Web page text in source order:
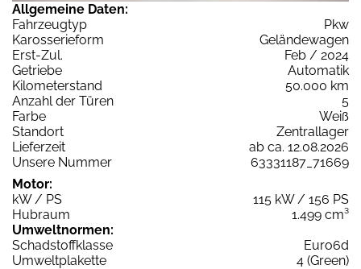
Allgemeine Daten:
Fahrzeugtyp
Pkw
Karosserieform
Geländewagen
Erst-Zul.
Feb / 2024
Getriebe
Automatik
Kilometerstand
50.000 km
Anzahl der Türen
5
Farbe
Weiß
Standort
Zentrallager
Lieferzeit
ab ca. 12.08.2026
Unsere Nummer
63331187_71669
Motor:
kW / PS
115 kW / 156 PS
Hubraum
1.499 cm³
Umweltnormen:
Schadstoffklasse
Euro6d
Umweltplakette
4 (Green)